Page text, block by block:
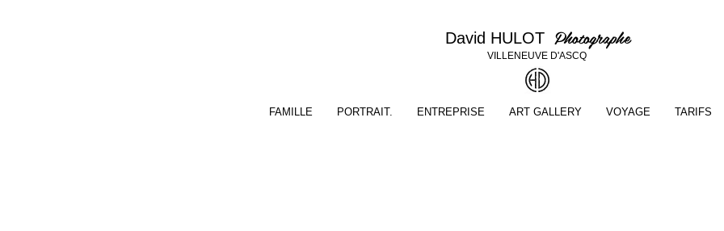
David HULOT Photographe
VILLENEUVE D'ASCQ
FAMILLE PORTRAIT. ENTREPRISE ART GALLERY VOYAGE TARIFS